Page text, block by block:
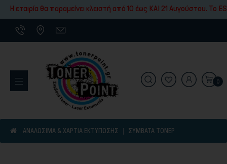
Η εταιρία θα παραμείνει κλειστή από 10 έως ΚΑΙ 21 Αυγούστου. To
Εκτυπωτικά Μηχανήματα
0
ΑΝΑΛΩΣΙΜΑ & ΧΑΡΤΙΑ ΕΚΤΥΠΩΣΗΣ ΣΥΜΒΑΤΆ ΤΌΝΕΡ